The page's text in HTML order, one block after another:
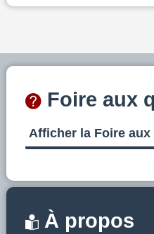
Foire aux
Afficher la Foire
À propos